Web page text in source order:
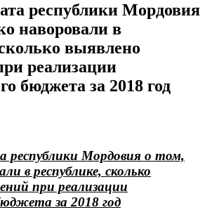
республики Мордовия
наворовали в
выявлено
реализации
бюджета за 2018 год
республики Мордовия о том,
в республике, сколько
при реализации
за 2018 год